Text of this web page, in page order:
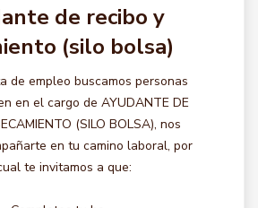
de recibo y
(silo bolsa)
de empleo buscamos personas
en el cargo de AYUDANTE DE
(SILO BOLSA), nos
en tu camino laboral, por
te invitamos a que: